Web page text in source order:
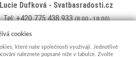
Lucie Dufková - Svatbasradosti.cz
Tel: +420 775 438 933(8:00 - 18:00)
Email:
Showroom
cookies
které naše společnosti využívají. Jednotlivé
naleznete popsané níže v tabulce. Zvolte